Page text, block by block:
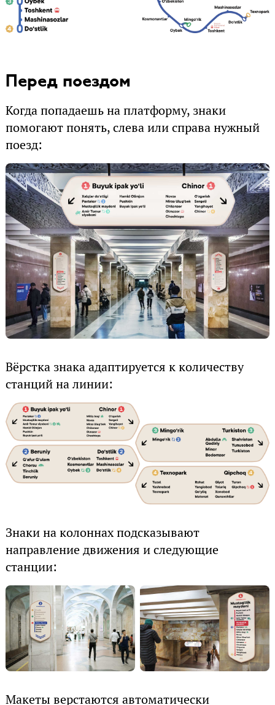
Перед поездом
Когда попадаешь на платформу, знаки
помогают понять, слева или справа нужный
поезд:
Вёрстка знака адаптируется к количеству
станций на линии:
Знаки на колоннах подсказывают
направление движения и следующие
станции:
Макеты верстаются автоматически